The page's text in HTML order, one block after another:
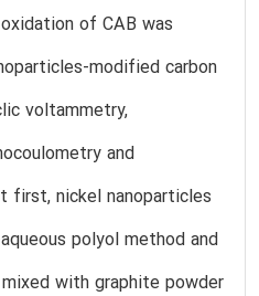
of CAB was
modified carbon
voltammetry,
and
first, nickel nanoparticles
polyol method and
with graphite powder